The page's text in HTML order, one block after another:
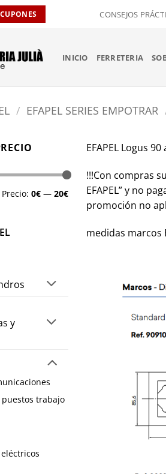
CONSEJOS
INICIO FERRETERIA
/ EFAPEL SERIES EMPOTRAR
Precio: 0€ — 20€
y
puestos trabajo
eléctricos
EFAPEL Logus
!!!Con compras
EFAPEL”y no
promoción no
medidas marcos